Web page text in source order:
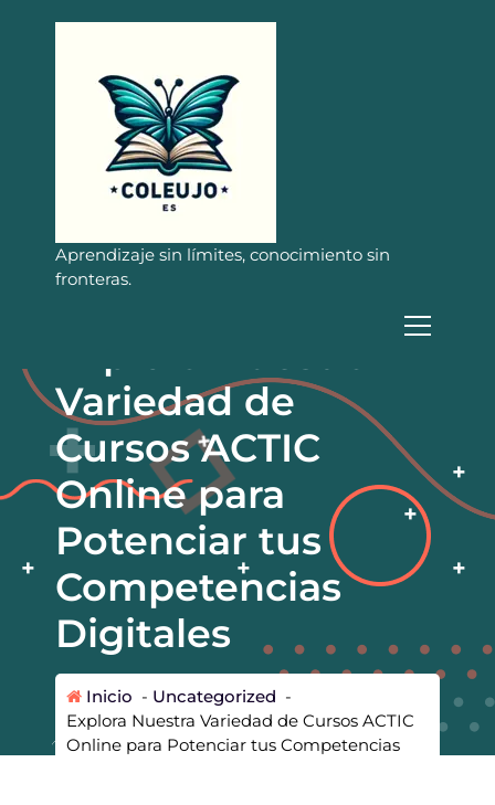
Aprendizaje sin límites, conocimiento sin
fronteras.
Variedad de
Cursos ACTIC
Online para
Potenciar tus
Competencias
Digitales
Inicio - Uncategorized -
Explora Nuestra Variedad de Cursos ACTIC
Online para Potenciar tus Competencias